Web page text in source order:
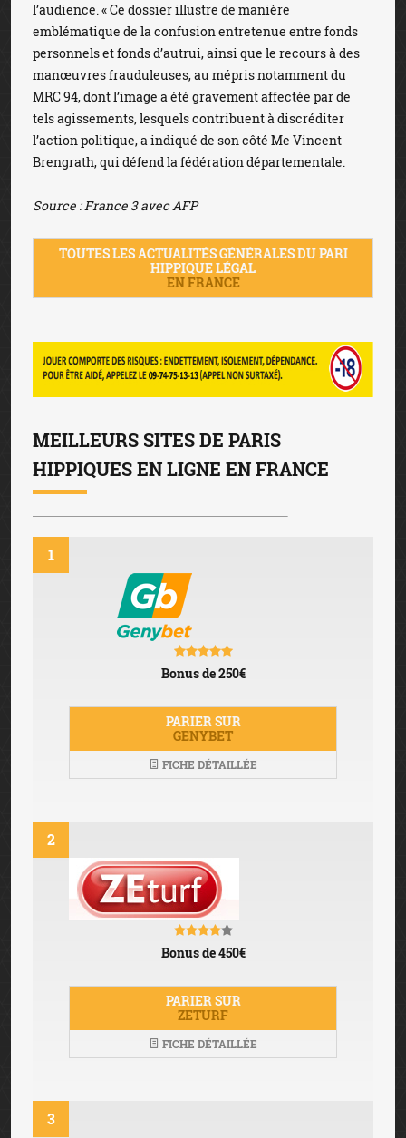
l’audience. « Ce dossier illustre de manière
emblématique de la confusion entretenue entre fonds
personnels et fonds d’autrui, ainsi que le recours à des
manœuvres frauduleuses, au mépris notamment du
MRC 94, dont l’image a été gravement affectée par de
tels agissements, lesquels contribuent à discréditer
l’action politique, a indiqué de son côté Me Vincent
Brengrath, qui défend la fédération départementale.
Source : France 3 avec AFP
TOUTES LES ACTUALITÉS GÉNÉRALES DU PARI
HIPPIQUE LÉGAL
EN FRANCE
MEILLEURS SITES DE PARIS
HIPPIQUES EN LIGNE EN FRANCE
1
Bonus de 250€
PARIER SUR
GENYBET
FICHE DÉTAILLÉE
2
Bonus de 450€
PARIER SUR
ZETURF
FICHE DÉTAILLÉE
3